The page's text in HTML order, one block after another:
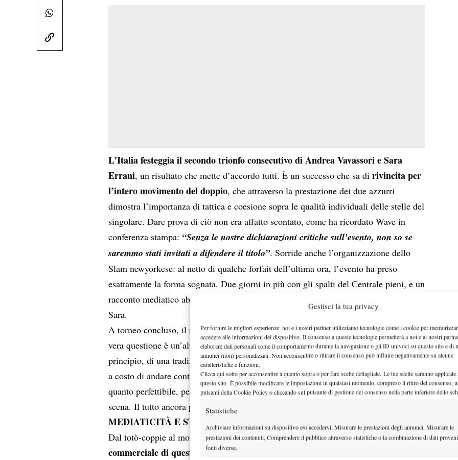
Gestisci la tua privacy
Per fornire le migliori esperienze, noi e i nostri partner utilizziamo tecnologie come i cookie per
accedere alle informazioni del dispositivo. Il consenso a queste tecnologie permetterà a noi e ai nostri
elaborare dati personali come il comportamento durante la navigazione o gli ID univoci su questo sito e di
annunci (non) personalizzati. Non acconsentire o ritirare il consenso può influire negativamente su alcune
caratteristiche e funzioni.
Clicca qui sotto per acconsentire a quanto sopra o per fare scelte dettagliate. Le tue scelte saranno applicate
questo sito. È possibile modificare le impostazioni in qualsiasi momento, compreso il ritiro del consenso,
pulsanti della Cookie Policy o cliccando sul pulsante di gestione del consenso nella parte inferiore dello
Statistiche
Archiviare informazioni su dispositivo e/o accedervi, Misurare le prestazioni degli annunci, Misurare le
prestazioni dei contenuti, Comprendere il pubblico attraverso statistiche o la combinazione di dati
fonti diverse.
L’Italia festeggia il secondo trionfo consecutivo di Andrea Vavassori e Sara
Errani, un risultato che mette d’accordo tutti. È un successo che sa dirivincita per
l’intero movimento del doppio, che attraverso la prestazione dei due azzurri
dimostra l’importanza di tattica e coesione sopra le qualità individuali delle stelle del
singolare. Dare prova di ciò non era affatto scontato, come ha ricordato Wave in
conferenza stampa: “Senza le nostre dichiarazioni critiche sull’evento, non so se
saremmo stati invitati a difendere il titolo”. Sorride anche l’organizzazione dello
Slam newyorkese: al netto di qualche forfait dell’ultima ora, l’evento ha preso
esattamente la forma sognata. Due giorni in più con gli spalti del Centrale pieni, e un
racconto mediatico abile, che ha saputo cavalcare anche la missione di Andrea e
Sara.
A torneo concluso, il punto non è più tanto elencare pregi e difetti del formato. La
vera questione è un’altra: trovare l’equilibrio tra il rispetto di certe logiche di
principio, di una tradizione da preservare e di una categoria intera di tennisti – anche
a costo di andare controcorrente sul piano economico – e una nuova realtà che, per
quanto perfettibile, per un paio di giorni ha messo il doppio misto al centro della
scena. Il tutto ancora prima che si giocasse un solo quindici.
MEDIATICITÀ E STAR POWER
Dal totò-coppie al momento dell’annuncio al pienone dell’Arthur Ashe:il successo
commerciale di questo primo esperimento con il doppio misto è difficilmente